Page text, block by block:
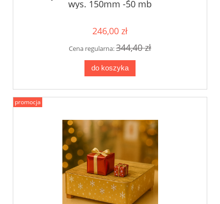
wys. 150mm -50 mb
246,00 zł
Cena regularna:344,40 zł
do koszyka
promocja